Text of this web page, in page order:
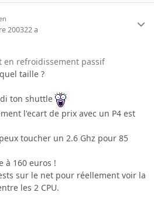
200322 a
en refroidissement passif
taille ?
ton shuttle
l'ecart de prix avec un P4 est
toucher un 2.6 Ghz pour 85
à 160 euros !
sur le net pour réellement voir la
les 2 CPU.